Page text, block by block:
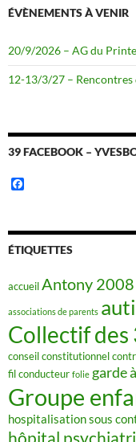
ÉVÈNEMENTS À VENIR
20/9/2026 – AG du
12-13/3/27 – Rencontres
39 FACEBOOK –
b
o
o
ÉTIQUETTES
accueilAntony 2008
associations de parents
Collectif des
conseil constitutionnel
fil conducteur folie garde
Groupe
hospitalisation sous
hôpital